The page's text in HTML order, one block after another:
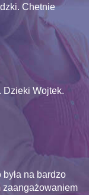
Chetnie
Dzieki Wojtek.
na bardzo
zaangażowaniem